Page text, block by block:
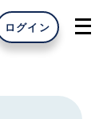
ログイン